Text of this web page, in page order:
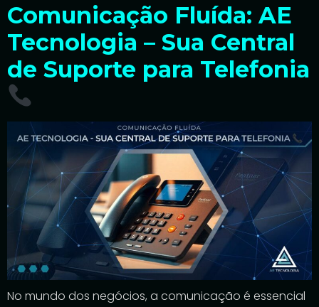
Comunicação Fluída: AE
Tecnologia – Sua Central
de Suporte para Telefonia
No mundo dos negócios, a comunicação é essencial